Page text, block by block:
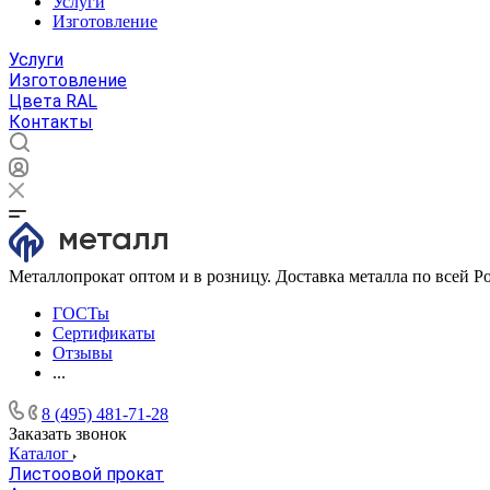
Изготовление
Услуги
Изготовление
Цвета RAL
Контакты
Металлопрокат оптом и в розницу. Доставка металла по всей
ГОСТы
Сертификаты
Отзывы
...
8 (495) 481-71-28
Заказать звонок
Каталог
Листоовой прокат